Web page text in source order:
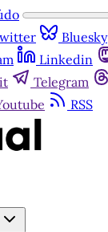
Bluesky
Linkedin
Telegram
RSS